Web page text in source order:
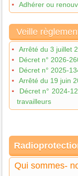
Adhérer ou
Veille
Arrêté du 3 juillet
Décret n° 2026-
Décret n° 2025-
Arrêté du 19 juin
Décret n° 2024-
travailleurs
Qui sommes-